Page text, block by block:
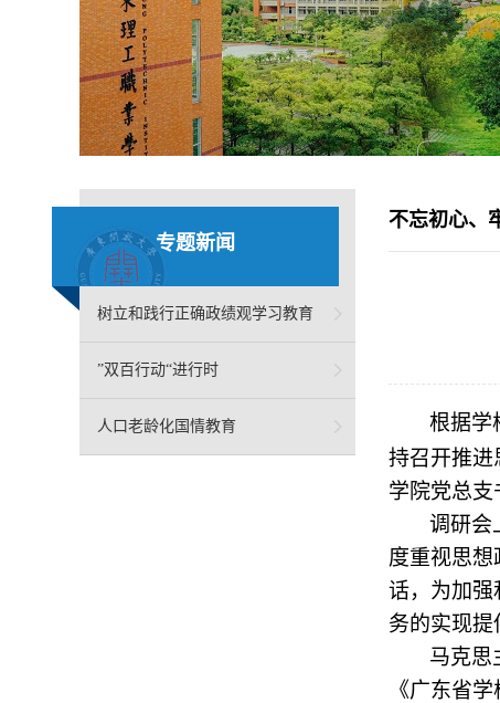
专题新闻
树立和践行正确政绩观学习教育
”双百行动“进行时
人口老龄化国情教育
不忘初心、
根据学
持召开推进
学院党总
调研会
度重视思
话，为加强
务的实现提
马克思
《广东省